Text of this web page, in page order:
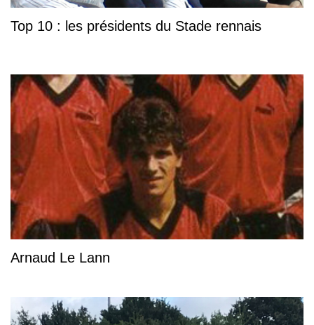
Top 10 : les présidents du Stade rennais
Arnaud Le Lann